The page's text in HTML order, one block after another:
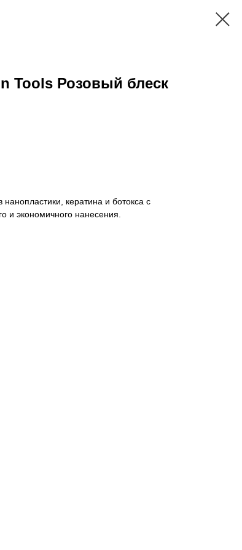
Tools Розовый блеск
кератина и ботокса с
и экономичного нанесения.